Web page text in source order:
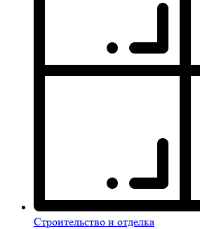
Строительство и отделка